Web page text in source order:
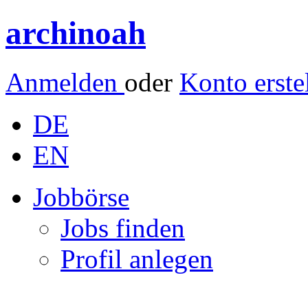
archinoah
Anmelden oder Konto
DE
EN
Jobbörse
Jobs finden
Profil anlegen